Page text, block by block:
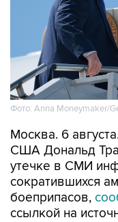
Фото: Anna Moneymaker/
Москва. 6
США Дональд
утечке в СМИ
сократившихся
боеприпасов,
ссылкой на